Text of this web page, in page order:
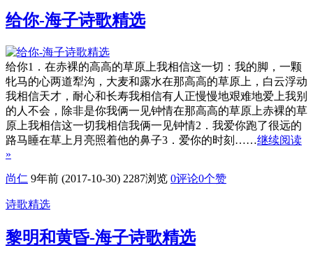
给你-海子诗歌精选
给你1．在赤裸的高高的草原上我相信这一切：我的脚，一颗
牝马的心两道犁沟，大麦和露水在那高高的草原上，白云浮动
我相信天才，耐心和长寿我相信有人正慢慢地艰难地爱上我别
的人不会，除非是你我俩一见钟情在那高高的草原上赤裸的草
原上我相信这一切我相信我俩一见钟情2．我爱你跑了很远的
路马睡在草上月亮照着他的鼻子3．爱你的时刻……继续阅读
»
尚仁 9年前 (2017-10-30) 2287浏览 0评论0个赞
诗歌精选
黎明和黄昏-海子诗歌精选